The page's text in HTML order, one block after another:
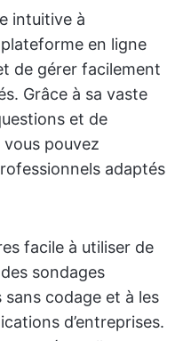
intuitive à
en ligne
de gérer facilement
Grâce à sa vaste
et de
vous pouvez
adaptés
facile à utiliser de
sondages
codage et à les
d’entreprises.